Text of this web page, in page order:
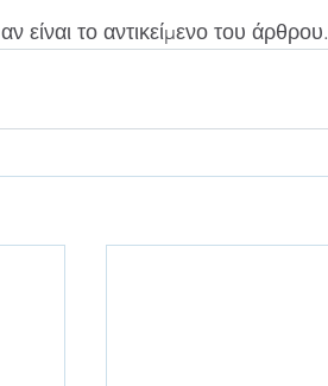
είναι το αντικείμενο του άρθρου.